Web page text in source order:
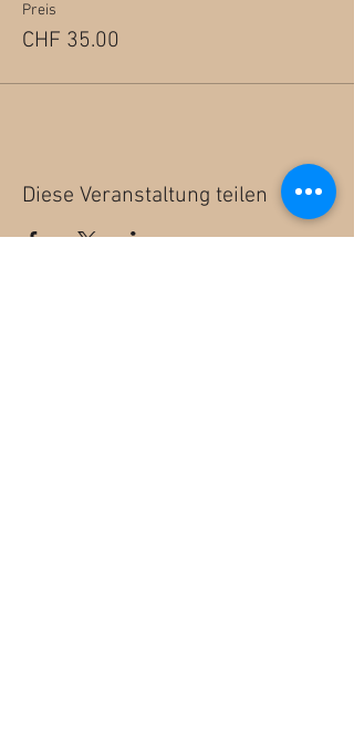
Preis
CHF 35.00
Diese Veranstaltung teilen